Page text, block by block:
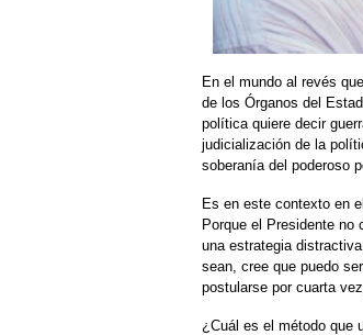
En el mundo al revés
de los Órganos del
política quiere decir
judicialización de la
soberanía del poderoso
Es en este contexto en
Porque el Presidente no
una estrategia
sean, cree que puedo
postularse por cuarta
¿Cuál es el método que